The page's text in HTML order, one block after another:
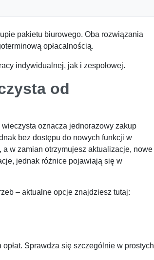
pakietu biurowego. Oba rozwiązania
opłacalnością.
indywidualnej, jak i zespołowej.
od
oznacza jednorazowy zakup
bez dostępu do nowych funkcji w
a w zamian otrzymujesz aktualizacje, nowe
jednak różnice pojawiają się w
– aktualne opcje znajdziesz tutaj:
Sprawdza się szczególnie w prostych